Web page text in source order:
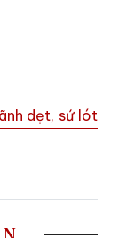
dẹt, sứ lót